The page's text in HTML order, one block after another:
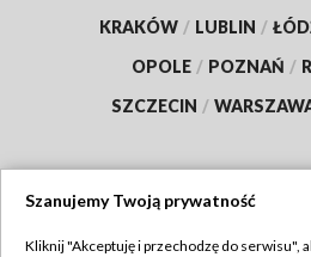
KRAKÓW / LUBLIN /
OPOLE / POZNAŃ /
SZCZECIN /
Szanujemy Twoją prywatność
Kliknij "Akceptuję i przechodzę do serwisu",